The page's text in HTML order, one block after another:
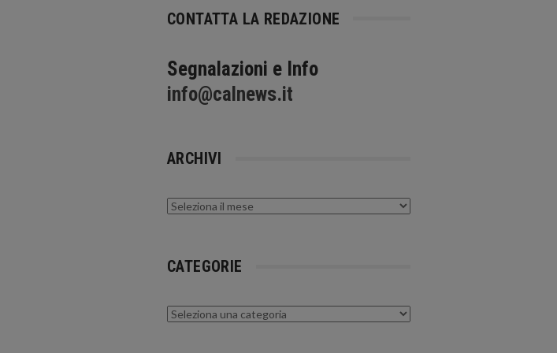
CONTATTA LA REDAZIONE
Segnalazioni e Info
info@calnews.it
ARCHIVI
Archivi
CATEGORIE
Categorie